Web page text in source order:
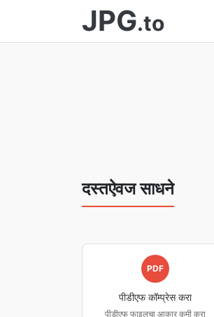
JPG.to
दस्तऐवज साधने
PDF
पीडीएफ कॉम्प्रेस करा
पीडीएफ फाइलचा आकार कमी करा